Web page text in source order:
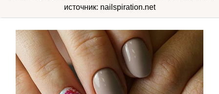
источник: nailspiration.net